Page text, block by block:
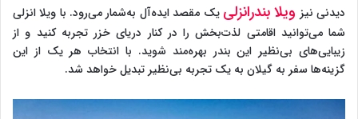
دیدنی نیز ویلا بندرانزلی یک مقصد ایده‌آل به‌شمار می‌رود. با ویلا انزلی
شما می‌توانید اقامتی لذت‌بخش را در کنار دریای خزر تجربه کنید و از
زیبایی‌های بی‌نظیر این بندر بهره‌مند شوید. با انتخاب هر یک از این
گزینه‌ها سفر به گیلان به یک تجربه بی‌نظیر تبدیل خواهد شد.